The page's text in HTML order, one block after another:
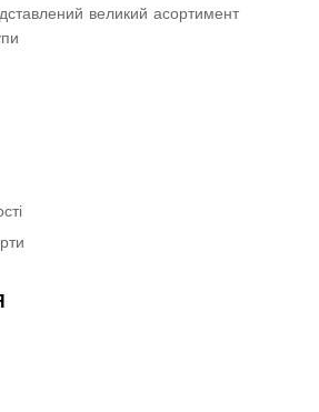
великий асортимент